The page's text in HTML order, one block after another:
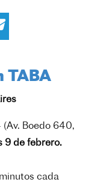
TABA
(Av. Boedo 640,
9 de febrero.
minutos cada